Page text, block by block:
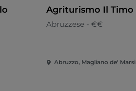
Agriturismo Il Timo
Abruzzese - €€
Abruzzo, Magliano de' Marsi